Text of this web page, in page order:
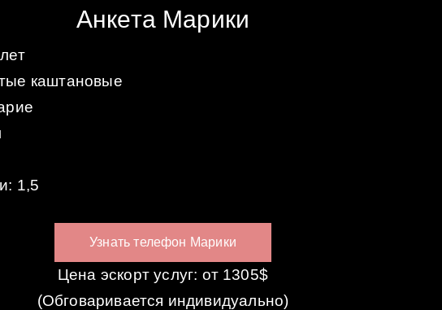
Анкета Марики
каштановые
1,5
Узнать телефон Марики
Цена эскорт услуг: от 1305$
(Обговаривается индивидуально)